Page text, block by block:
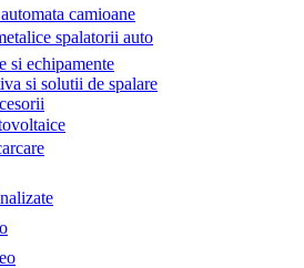
camioane
spalatorii auto
si echipamente
si solutii de spalare